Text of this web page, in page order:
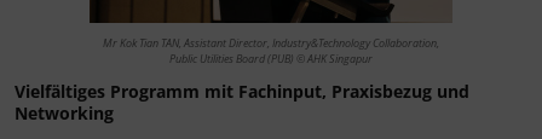
Mr Kok Tian TAN, Assistant Director, Industry&Technology Collaboration,
Public Utilities Board (PUB) © AHK Singapur
Vielfältiges Programm mit Fachinput, Praxisbezug und
Networking